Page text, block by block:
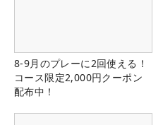
8-9月のプレーに2回使える！
コース限定2,000円クーポン
配布中！